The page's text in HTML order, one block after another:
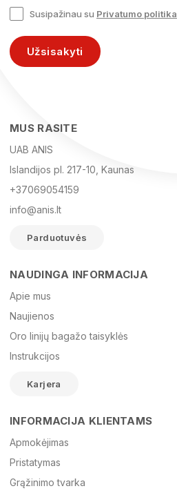
El. paštas
Žinutė
Susipažinau su Privatumo politika
Užsisakyti
MUS RASITE
UAB ANIS
Islandijos pl. 217-10, Kaunas
+37069054159
info@anis.lt
Parduotuvės
NAUDINGA INFORMACIJA
Apie mus
Naujienos
Oro linijų bagažo taisyklės
Instrukcijos
Karjera
INFORMACIJA KLIENTAMS
Apmokėjimas
Pristatymas
Grąžinimo tvarka